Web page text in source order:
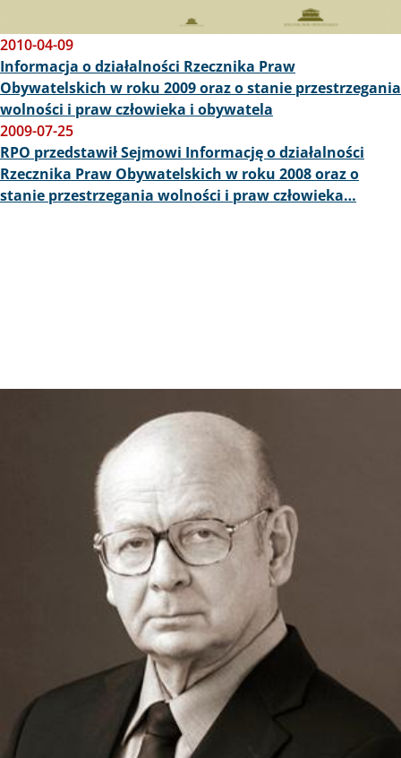
2010-04-09
Informacja o działalności Rzecznika Praw
Obywatelskich w roku 2009 oraz o stanie przestrzegania
wolności i praw człowieka i obywatela
2009-07-25
RPO przedstawił Sejmowi Informację o działalności
Rzecznika Praw Obywatelskich w roku 2008 oraz o
stanie przestrzegania wolności i praw człowieka…